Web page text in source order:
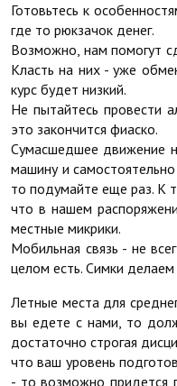
Готовьтесь к
где то рюкзачок денег.
Возможно, нам помогут
Класть на них - уже
курс будет низкий.
Не пытайтесь провести
это закончится фиаско.
Сумасшедшее движение
машину и
то подумайте еще раз. К
что в нашем
местные микрики.
Мобильная связь - не
целом есть. Симки делаем
Летные места для
вы едете с нами, то
достаточно строгая
что ваш уровень
- то возможно